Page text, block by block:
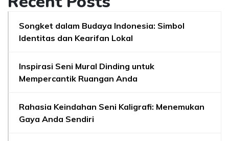
Songket dalam Budaya Indonesia: Simbol
Identitas dan Kearifan Lokal
Inspirasi Seni Mural Dinding untuk
Mempercantik Ruangan Anda
Rahasia Keindahan Seni Kaligrafi: Menemukan
Gaya Anda Sendiri